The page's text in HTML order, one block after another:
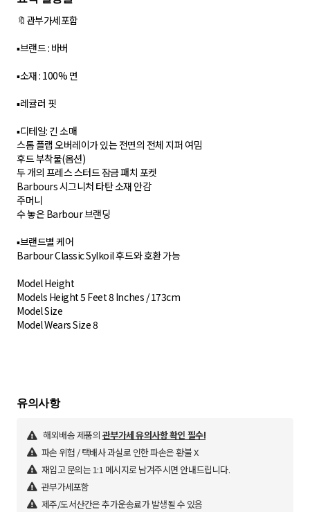
🔖관부가세포함
▪︎브랜드 : 바버
▪︎소재 : 100% 면
▪︎레귤러 핏
▪︎디테일: 긴 소매
스톰 플랩 오버레이가 있는 전면의 전체 지퍼 여밈
후드 부착물(옵션)
두 개의 프레스 스터드 잠금 패치 포켓
Barbours 시그니처 타탄 소재 안감
주머니
수 놓은 Barbour 브랜딩
▪︎브랜드별 케어
Barbour Classic Sylkoil 후드와 호환 가능
Model Height
Models Height 5 Feet 8 Inches / 173cm
Model Size
Model Wears Size 8
유의사항
해외배송 제품의 관부가세 유의사항 확인 필수!
파손 위험 / 택배사 과실로 인한 파손은 환불 X
재입고 문의는 1:1 메시지로 남겨주시면 안내드립니다.
관부가세포함
제주/도서산간은 추가운송료가 발생될 수 있음